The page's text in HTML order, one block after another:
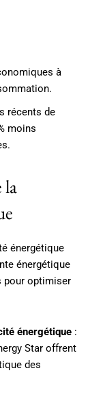
à
récents de
moins
la
énergétique
énergétique
pour optimiser
énergétique :
Star offrent
des